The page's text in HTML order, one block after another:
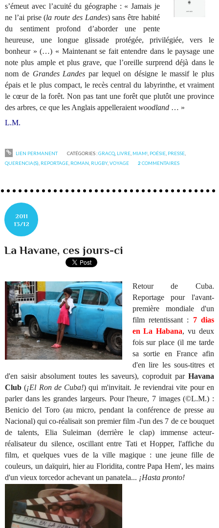
s’émeut avec l’acuité du géographe : « Jamais je
ne l’ai prise (la route des Landes) sans être habité
du sentiment profond d’aborder une pente
heureuse, une longue glissade protégée, privilégiée, vers le
bonheur » (…) « Maintenant se fait entendre dans le paysage une
note plus ample et plus grave, que l’oreille surprend déjà dans le
nom de Grandes Landes par lequel on désigne le massif le plus
épais et le plus compact, le recès central du labyrinthe, et vraiment
le cœur de la forêt. Non pas tant une forêt que plutôt une province
des arbres, ce que les Anglais appelleraientwoodland … »
L.M.
LIEN PERMANENT CATÉGORIES :GRACQ, LIVRE, MIAM! POÉSIE, PRESSE,
QUERENCIA(S) REPORTAGE ROMAN RUGBY,VOYAGE 2 COMMENTAIRES
2011
13/12
La Havane, ces jours-ci
Retour de Cuba.
Reportage pour l'avant-
première mondiale d'un
film retentissant : 7 dias
en La Habana, vu deux
fois sur place (il me tarde
sa sortie en France afin
d'en lire les sous-titres et
d'en saisir absolument toutes les saveurs), coproduit par Havana
Club (¡El Ron de Cuba!) qui m'invitait. Je reviendrai vite pour en
parler dans les grandes largeurs. Pour l'heure, 7 images (©L.M.) :
Benicio del Toro (au micro, pendant la conférence de presse au
Nacional) qui co-réalisait son premier film -l'un des 7 de ce bouquet
de talents, Elia Suleiman (derrière le clap) immense acteur-
réalisateur du silence, oscillant entre Tati et Hopper, l'affiche du
film, et quelques vues de la ville magique : une jeune fille de
couleurs, un daïquiri, hier au Floridita, contre Papa Hem', les mains
d'un vieux torcedor achevant un panatela... ¡Hasta pronto!